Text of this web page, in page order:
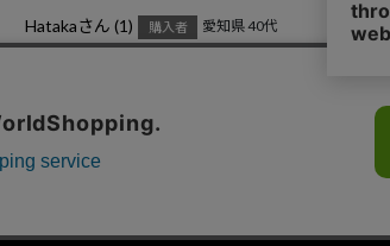
Hataka 1 購入者 愛知県40代